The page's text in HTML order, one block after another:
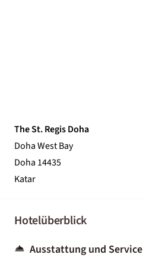
The St. Regis Doha
Doha West Bay
Doha 14435
Katar
Hotelüberblick
Ausstattung und Service